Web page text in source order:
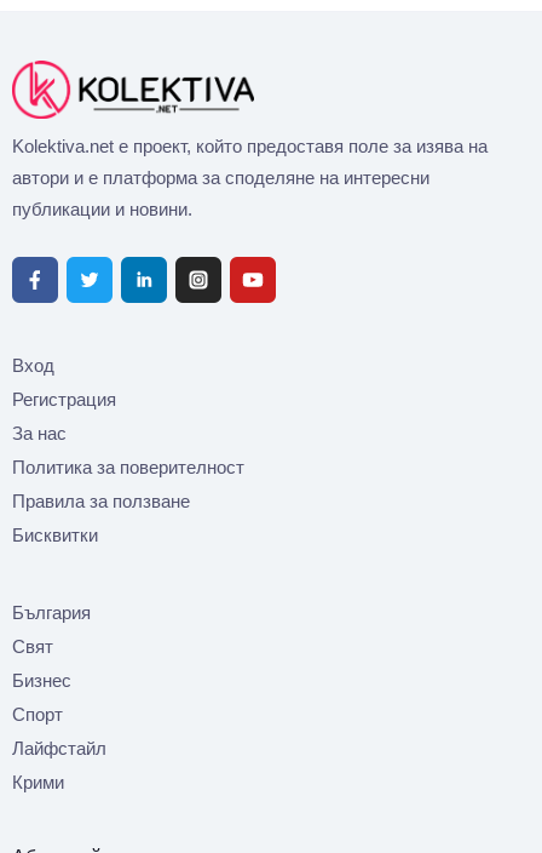
Kolektiva.net е проект, който предоставя поле за изява на
автори и е платформа за споделяне на интересни
публикации и новини.
Вход
Регистрация
За нас
Политика за поверителност
Правила за ползване
Бисквитки
България
Свят
Бизнес
Спорт
Лайфстайл
Крими